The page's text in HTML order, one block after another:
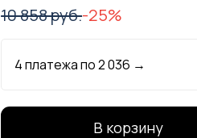
10 858 руб.-25%
4 платежа по2 036 →
В корзину